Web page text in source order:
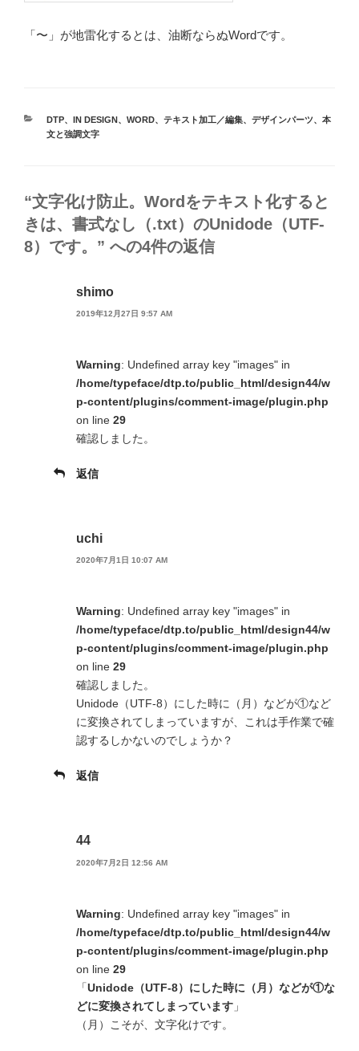
「〜」が地雷化するとは、油断ならぬWordです。
カ
テ
DTP、 IN DESIGN、 WORD、 テキスト加工／編集、 デザインパーツ、 本
文と強調文字
“文字化け防止。Wordをテキスト化すると
きは、書式なし（.txt）のUnidode（UTF-
8）です。” への4件の返信
shimo
2019年12月27日 9:57 AM
Warning: Undefined array key "images" in
/home/typeface/dtp.to/public_html/design44/w
p-content/plugins/comment-image/plugin.php
on line 29
確認しました。
返信
uchi
2020年7月1日 10:07 AM
Warning: Undefined array key "images" in
/home/typeface/dtp.to/public_html/design44/w
p-content/plugins/comment-image/plugin.php
on line 29
確認しました。
Unidode（UTF-8）にした時に（月）などが①など
に変換されてしまっていますが、これは手作業で確
認するしかないのでしょうか？
返信
44
2020年7月2日 12:56 AM
Warning: Undefined array key "images" in
/home/typeface/dtp.to/public_html/design44/w
p-content/plugins/comment-image/plugin.php
on line 29
「Unidode（UTF-8）にした時に（月）などが①な
どに変換されてしまっています 」
（月）こそが、文字化けです。